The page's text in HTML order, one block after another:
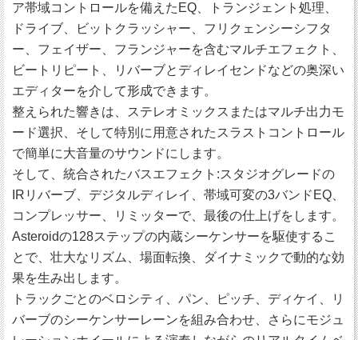
ア帯域コントロールを備えたEQ、トランジェント処理、
ドライブ、ビットクラッシャー、フリクェンシーシフタ
ー、フェイザー、フランジャーを含むマルチエフェクト、
ビートリピート、リバーブとディレイセンドなどの奥深い
エディターを介して形成できます。
整えられた響きは、ステレオミックスまたはマルチ出力モ
ード選択、そして特別に用意されたスラストコントロール
で簡単に大音量のサウンドにします。
そして、統合されたバスエフェクト:スタジオグレードの
IRリバーブ、デジタルディレイ、帯域可変の3バンドEQ、
コンプレッサー、リミッターで、最後の仕上げをします。
Asteroidの128ステップの内蔵シーケンサーを駆使するこ
とで、壮大なリズム、場面転換、ダイナミックで動的な効
果を生み出します。
トラックごとのベロシティ、パン、ピッチ、ディケイ、リ
バーブのシーケンサーレーンを組み合わせ、さらにモジュ